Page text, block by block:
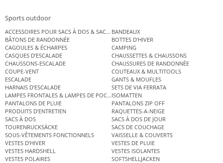
Sports outdoor
ACCESSOIRES POUR SACS À DOS & SACS ÉTANCHES
BANDEAUX
BÂTONS DE RANDONNÉE
BOTTES D’HIVER
CAGOULES & ÉCHARPES
CAMPING
CASQUES D’ESCALADE
CHAUSSETTES & CHAUSSONS
CHAUSSONS-ESCALADE
CHAUSSURES DE RANDONNÉE
COUPE-VENT
COUTEAUX & MULTITOOLS
ESCALADE
GANTS & MOUFLES
HARNAIS D’ESCALADE
SETS DE VIA FERRATA
LAMPES FRONTALES & LAMPES DE POCHEISOMATTEN
PANTALONS DE PLUIE
PANTALONS ZIP OFF
PRODUITS D’ENTRETIEN
RAQUETTES-A-NEIGE
SACS À DOS
SACS À DOS DE JOUR
TOURENRUCKSÄCKE
SACS DE COUCHAGE
SOUS-VÊTEMENTS FONCTIONNELS
VAISSELLE & COUVERTS
VESTES D’HIVER
VESTES DE PLUIE
VESTES HARDSHELL
VESTES ISOLANTES
VESTES POLAIRES
SOFTSHELLJACKEN